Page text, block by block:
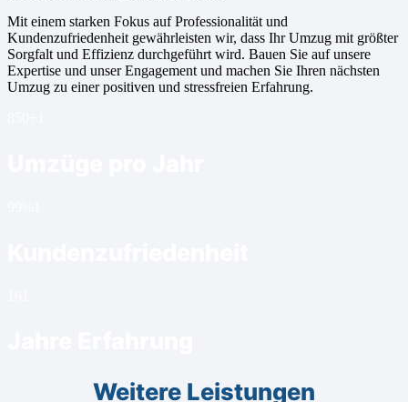
Mit einem starken Fokus auf Professionalität und
Kundenzufriedenheit gewährleisten wir, dass Ihr Umzug mit größter
Sorgfalt und Effizienz durchgeführt wird. Bauen Sie auf unsere
Expertise und unser Engagement und machen Sie Ihren nächsten
Umzug zu einer positiven und stressfreien Erfahrung.
Weitere Leistungen